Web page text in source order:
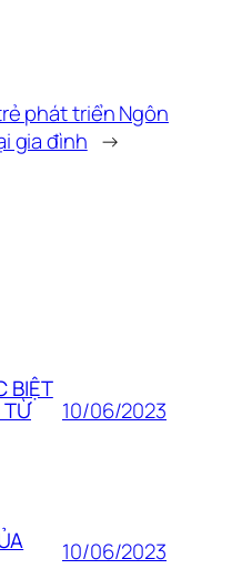
phát triển Ngôn
gia đình →
BIỆT
TỪ 10/06/2023
10/06/2023